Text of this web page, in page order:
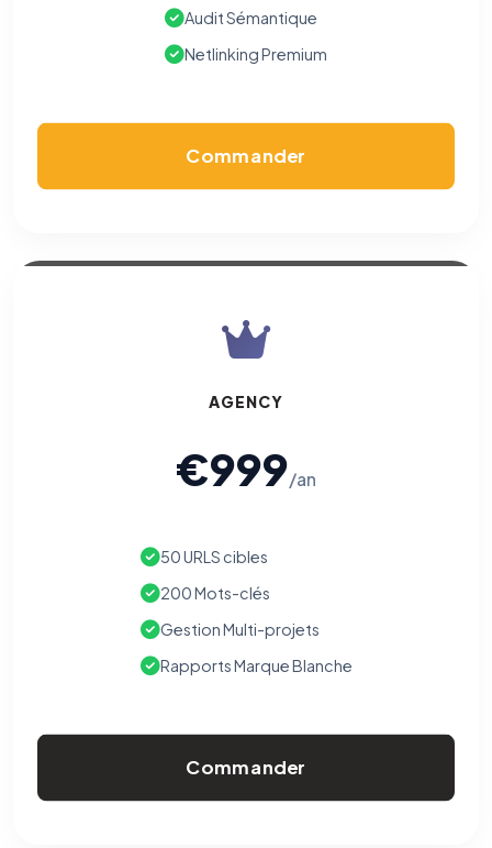
Audit Sémantique
Netlinking Premium
Commander
AGENCY
€999/an
50 URLS cibles
200 Mots-clés
Gestion Multi-projets
Rapports Marque Blanche
Commander